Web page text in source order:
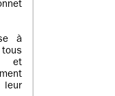
à
tous
et
leur